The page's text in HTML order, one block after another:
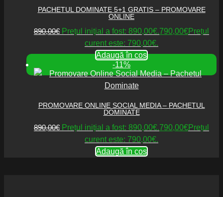
PACHETUL DOMINATE 5+1 GRATIS – PROMOVARE
ONLINE
890,00€ Prețul inițial a fost: 890,00€.790,00€Prețul
curent este: 790,00€.
Adaugă în coș
-11%
PROMOVARE ONLINE SOCIAL MEDIA – PACHETUL
DOMINATE
890,00€ Prețul inițial a fost: 890,00€.790,00€Prețul
curent este: 790,00€.
Adaugă în coș